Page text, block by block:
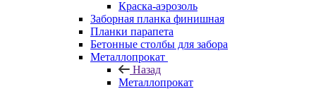
Краска-аэрозоль
Заборная планка финишная
Планки парапета
Бетонные столбы для забора
Металлопрокат
Назад
Металлопрокат